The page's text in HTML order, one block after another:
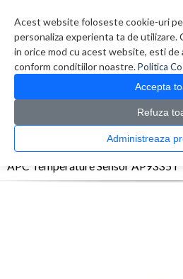
Acest website foloseste cookie-uri
personaliza experienta ta de
in orice mod cu acest website, esti
conform conditiilor noastre.Politica
Accepta
Refuza
CATALOG PRODUSE
> Accesorii Rack >
APC Temperature Sensor AP9335T